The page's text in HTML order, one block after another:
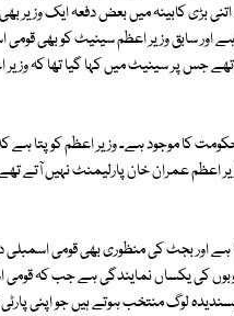
کابینہ میں بعض دفعہ ایک وزیر بھی
ہے اور سابق وزیر اعظم سینیٹ کو بھی
جس پر سینیٹ میں کہا گیا تھا کہ
کا موجود ہے۔ وزیر اعظم کو پتا ہے
عمران خان پارلیمنٹ نہیں آتے
ہے اور بجٹ کی منظوری بھی قومی
کی یکساں نمایندگی ہے جب کہ
لوگ منتخب ہوتے ہیں جو اپنی